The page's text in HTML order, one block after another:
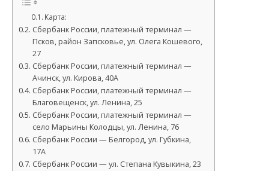
Карта:
Сбербанк России, платежный терминал —
Псков, район Запсковье, ул. Олега Кошевого,
27
Сбербанк России, платежный терминал —
Ачинск, ул. Кирова, 40А
Сбербанк России, платежный терминал —
Благовещенск, ул. Ленина, 25
Сбербанк России, платежный терминал —
село Марьины Колодцы, ул. Ленина, 76
Сбербанк России — Белгород, ул. Губкина,
17А
Сбербанк России — ул. Степана Кувыкина, 23